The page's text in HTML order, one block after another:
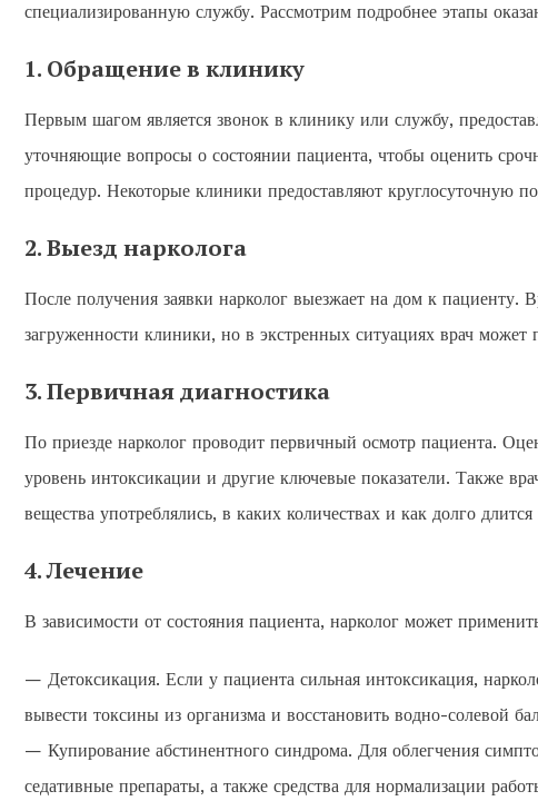
специализированную службу. Рассмотрим подробнее этапы
1. Обращение в клинику
Первым шагом является звонок в клинику или службу,
уточняющие вопросы о состоянии пациента, чтобы оценить
процедур. Некоторые клиники предоставляют круглосуточную
2. Выезд нарколога
После получения заявки нарколог выезжает на дом к пациенту.
загруженности клиники, но в экстренных ситуациях врач может
3. Первичная диагностика
По приезде нарколог проводит первичный осмотр пациента.
уровень интоксикации и другие ключевые показатели. Также
вещества употреблялись, в каких количествах и как долго длится
4. Лечение
В зависимости от состояния пациента, нарколог может
— Детоксикация. Если у пациента сильная интоксикация,
вывести токсины из организма и восстановить водно-солевой
— Купирование абстинентного синдрома. Для облегчения
седативные препараты, а также средства для нормализации